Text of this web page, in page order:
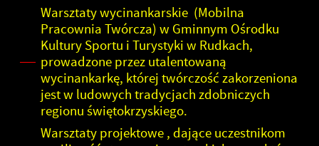
Warsztaty wycinankarskie (Mobilna
Pracownia Twórcza) w Gminnym Ośrodku
Kultury Sportu i Turystyki w Rudkach,
prowadzone przez utalentowaną
wycinankarkę, której twórczość zakorzeniona
jest w ludowych tradycjach zdobniczych
regionu świętokrzyskiego.
Warsztaty projektowe , dające uczestnikom